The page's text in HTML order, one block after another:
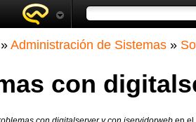
» Administración de Sistemas »
con